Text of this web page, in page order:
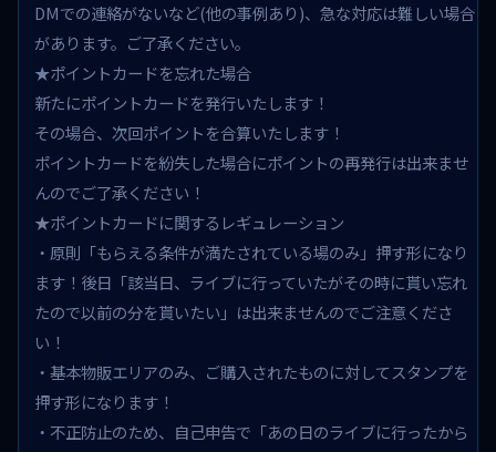
DMでの連絡がないなど(他の事例あり)、急な対応は難しい場合
があります。ご了承ください。
★ポイントカードを忘れた場合
新たにポイントカードを発行いたします！
その場合、次回ポイントを合算いたします！
ポイントカードを紛失した場合にポイントの再発行は出来ませ
んのでご了承ください！
★ポイントカードに関するレギュレーション
・原則「もらえる条件が満たされている場のみ」押す形になり
ます！後日「該当日、ライブに行っていたがその時に貰い忘れ
たので以前の分を貰いたい」は出来ませんのでご注意くださ
い！
・基本物販エリアのみ、ご購入されたものに対してスタンプを
押す形になります！
・不正防止のため、自己申告で「あの日のライブに行ったから